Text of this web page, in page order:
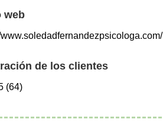
web
www.soledadfernandezpsicologa.com/
de los clientes
(64)